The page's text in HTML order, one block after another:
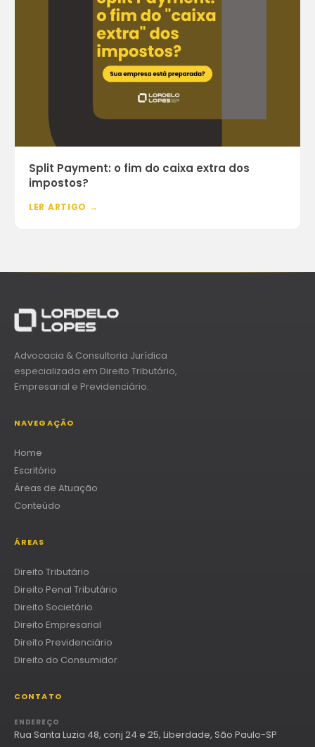
Split Payment: o fim do caixa extra dos
impostos?
LER ARTIGO →
Advocacia & Consultoria Jurídica
especializada em Direito Tributário,
Empresarial e Previdenciário.
NAVEGAÇÃO
Home
Escritório
Áreas de Atuação
Conteúdo
ÁREAS
Direito Tributário
Direito Penal Tributário
Direito Societário
Direito Empresarial
Direito Previdenciário
Direito do Consumidor
CONTATO
ENDEREÇO
Rua Santa Luzia 48, conj 24 e 25, Liberdade, São Paulo-SP